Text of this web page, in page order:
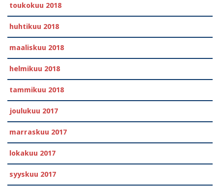
toukokuu 2018
huhtikuu 2018
maaliskuu 2018
helmikuu 2018
tammikuu 2018
joulukuu 2017
marraskuu 2017
lokakuu 2017
syyskuu 2017